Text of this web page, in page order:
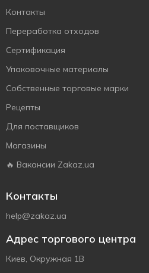
Контакты
Переработка отходов
Сертификация
Упаковочные материалы
Собственные торговые марки
Рецепты
Для поставщиков
Магазины
🔥 Вакансии Zakaz.ua
Контакты
help@zakaz.ua
Адрес торгового центра
Киев, Окружная 1В